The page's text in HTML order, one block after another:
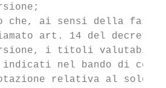
che, ai sensi della fase
art. 14 del decreto-
i titoli valutabili,
nel bando di
relativa al solo